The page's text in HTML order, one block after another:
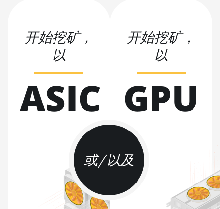
BITMAIN AntMiner S21 XP Immersion
(300Th)
BITMAIN AntMiner S21 XP+ Hyd (500Th)
BITMAIN AntMiner S21+ (216Th)
BITMAIN AntMiner S21+ Hyd (319Th)
BITMAIN AntMiner S21e XP Hyd (430Th)
BITMAIN AntMiner S21e XP Hyd 3U
BITMAIN AntMiner S21j XP Hyd (495Th/s)
BITMAIN AntMiner S9
BITMAIN AntMiner S9 SE
或/以及
开始挖矿，
以
ASIC
开始挖矿，
以
GPU